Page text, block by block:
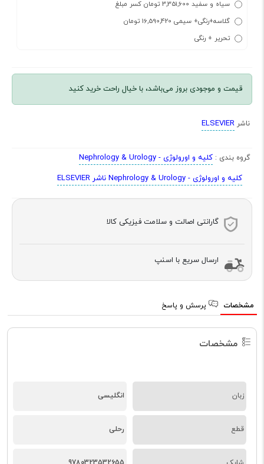
سیاه و سفید 3,351,600 تومان کسر مبلغ
گلاسه+رنگی+ سیمی 16,590,420 تومان
تحریر + رنگی
قیمت و موجودی بروز می‌باشد، با خیال راحت خرید کنید
ناشر ELSEVIER
گروه بندی : کلیه و اورولوژی - Nephrology & Urology
کلیه و اورولوژی - Nephrology & Urology ناشر ELSEVIER
گارانتی اصالت و سلامت فیزیکی کالا
ارسال سریع با اسنپ
مشخصات پرسش و پاسخ
مشخصات
زبان انگلیسی
قطع رحلی